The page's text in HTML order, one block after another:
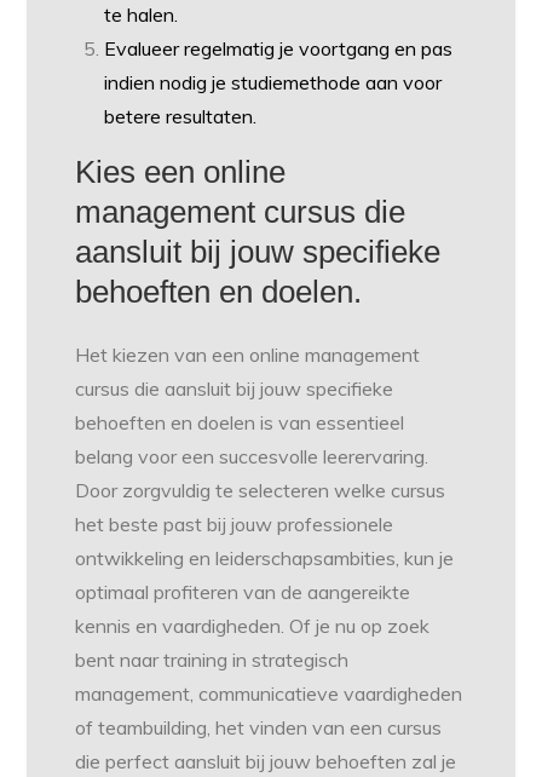
te halen.
Evalueer regelmatig je voortgang en pas
indien nodig je studiemethode aan voor
betere resultaten.
Kies een online
management cursus die
aansluit bij jouw specifieke
behoeften en doelen.
Het kiezen van een online management
cursus die aansluit bij jouw specifieke
behoeften en doelen is van essentieel
belang voor een succesvolle leerervaring.
Door zorgvuldig te selecteren welke cursus
het beste past bij jouw professionele
ontwikkeling en leiderschapsambities, kun je
optimaal profiteren van de aangereikte
kennis en vaardigheden. Of je nu op zoek
bent naar training in strategisch
management, communicatieve vaardigheden
of teambuilding, het vinden van een cursus
die perfect aansluit bij jouw behoeften zal je